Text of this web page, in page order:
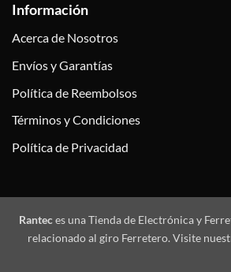
Información
Acerca de Nosotros
Envíos y Garantías
Política de Reembolsos
Términos y Condiciones
Política de Privacidad
Ranteces una Tienda de Electrónica y
relacionado al giro Ferretero. Visite